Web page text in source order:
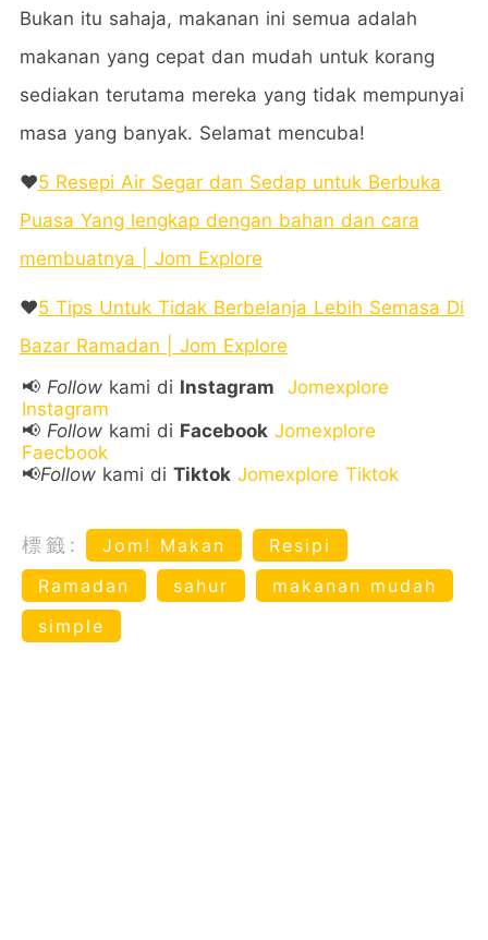
Bukan itu sahaja, makanan ini semua adalah
makanan yang cepat dan mudah untuk korang
sediakan terutama mereka yang tidak mempunyai
masa yang banyak. Selamat mencuba!
❤️5 Resepi Air Segar dan Sedap untuk Berbuka
Puasa Yang lengkap dengan bahan dan cara
membuatnya | Jom Explore
❤️5 Tips Untuk Tidak Berbelanja Lebih Semasa Di
Bazar Ramadan | Jom Explore
📢 Follow kami di Instagram
Jomexplore
Instagram
📢 Follow kami di Facebook Jomexplore
Faecbook
📢Follow kami di Tiktok Jomexplore Tiktok
標籤: Jom! Makan
Resipi
Ramadan
sahur
makanan mudah
simple